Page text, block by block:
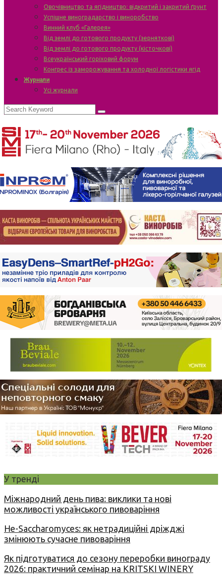
Овочівництво та ягідництво: відкритий і закритий ґрунт
Успішне виноградарство і виноробство
Винний клуб «Галерея»
Від землі до готового продукту (зерняткові)
Від землі до готового продукту (кісточкові)
Всеукраїнський горіховий форум
Конгрес із заморожування та холодної логістики ягід
Журнали
Усі журнали
У тренді
Міжнародний день пива: виклики та нові
можливості українського пивоваріння
Не-Saccharomyces: як нетрадиційні дріжджі
змінюють сучасне пивоваріння
Як підготуватися до сезону переробки винограду
2026: практичний семінар на KRITSKI WINERY